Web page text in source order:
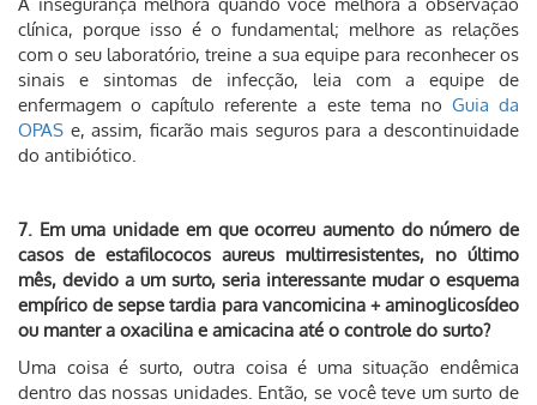
clínica, porque isso é o fundamental; melhore as relações
com o seu laboratório, treine a sua equipe para reconhecer os
sinais e sintomas de infecção, leia com a equipe de
enfermagem o capítulo referente a este tema no Guia da
OPAS e, assim, ficarão mais seguros para a descontinuidade
do antibiótico.
7. Em uma unidade em que ocorreu aumento do número de
casos de estafilococos aureus multirresistentes, no último
mês, devido a um surto, seria interessante mudar o esquema
empírico de sepse tardia para vancomicina + aminoglicosídeo
ou manter a oxacilina e amicacina até o controle do surto?
Uma coisa é surto, outra coisa é uma situação endêmica
dentro das nossas unidades. Então, se você teve um surto de